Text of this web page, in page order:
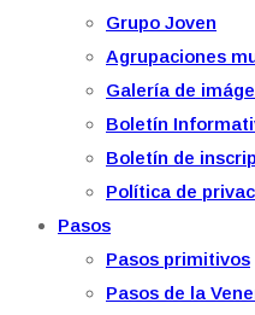
Grupo Joven
Agrupaciones
Galería de
Boletín
Boletín de
Política de
Pasos
Pasos primitivos
Pasos de la